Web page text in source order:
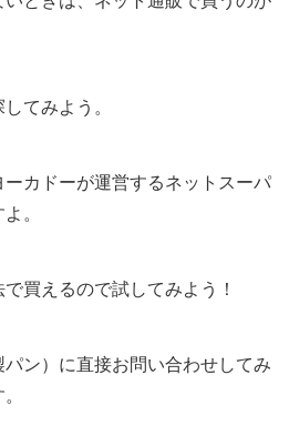
てみよう。
カドーが運営するネットスーパ
。
買えるので試してみよう！
ン）に直接お問い合わせしてみ